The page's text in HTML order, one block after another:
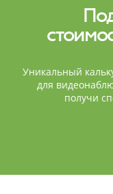
Уникальный
для
получи